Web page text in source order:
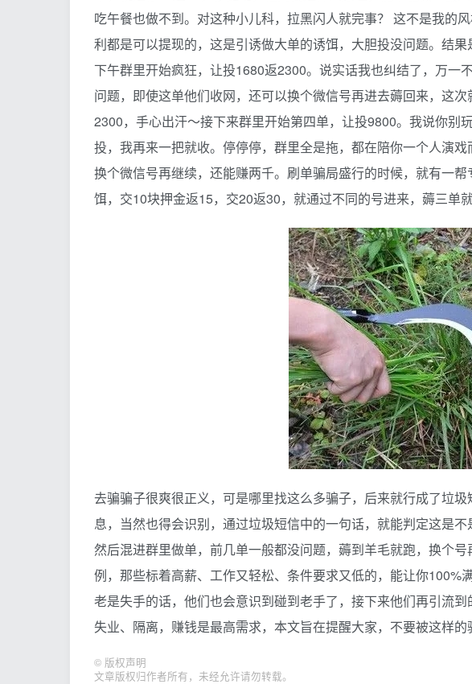
吃午餐也做不到。对这种小儿科，拉黑闪人就完事？ 这不是我的
利都是可以提现的，这是引诱做大单的诱饵，大胆投没问题。结果
下午群里开始疯狂，让投1680返2300。说实话我也纠结了，万一
问题，即使这单他们收网，还可以换个微信号再进去薅回来，这
2300，手心出汗～接下来群里开始第四单，让投9800。我说你别
投，我再来一把就收。停停停，群里全是拖，都在陪你一个人演
换个微信号再继续，还能赚两千。刷单骗局盛行的时候，就有一
饵，交10块押金返15，交20返30，就通过不同的号进来，薅三单
去骗骗子很爽很正义，可是哪里找这么多骗子，后来就行成了垃
息，当然也得会识别，通过垃圾短信中的一句话，就能判定这是不
然后混进群里做单，前几单一般都没问题，薅到羊毛就跑，换个
例，那些标着高薪、工作又轻松、条件要求又低的，能让你100%
老是失手的话，他们也会意识到碰到老手了，接下来他们再引流到
失业、隔离，赚钱是最高需求，本文旨在提醒大家，不要被这样的
© 版权声明
文章版权归作者所有，未经允许请勿转载。